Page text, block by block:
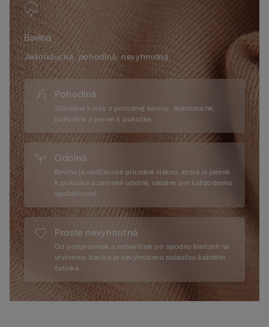
Bavlna
Jednoduchá, pohodlná, nevyhnutná.
Pohodlná
Základné kúsky z prírodnej bavlny. Jednoduché,
pohodlné a jemné k pokožke.
Odolná
Bavlna je nadčasové prírodné vlákno, ktoré je jemné
k pokožke a zároveň odolné, ideálne pre každodennú
spoľahlivosť.
Proste nevyhnutná
Od podprseniek a nohavičiek po spodnú bielizeň na
vrstvenie, bavlna je nevyhnutnou súčasťou každého
šatníka.